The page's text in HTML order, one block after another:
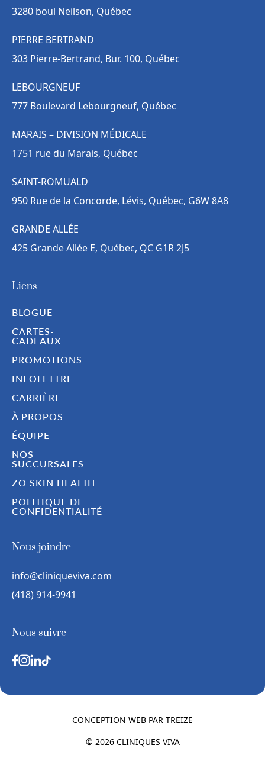
3280 boul Neilson, Québec
PIERRE BERTRAND
303 Pierre-Bertrand, Bur. 100, Québec
LEBOURGNEUF
777 Boulevard Lebourgneuf, Québec
MARAIS – DIVISION MÉDICALE
1751 rue du Marais, Québec
SAINT-ROMUALD
950 Rue de la Concorde, Lévis, Québec, G6W 8A8
GRANDE ALLÉE
425 Grande Allée E, Québec, QC G1R 2J5
Liens
BLOGUE
CARTES-
CADEAUX
PROMOTIONS
INFOLETTRE
CARRIÈRE
À PROPOS
ÉQUIPE
NOS
SUCCURSALES
ZO SKIN HEALTH
POLITIQUE DE
CONFIDENTIALITÉ
Nous joindre
info@cliniqueviva.com
(418) 914-9941
Nous suivre
CONCEPTION WEB PAR TREIZE
© 2026 CLINIQUES VIVA